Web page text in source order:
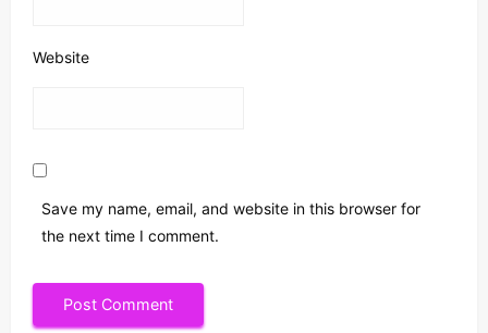
Website
Save my name, email, and website in this browser for
the next time I comment.